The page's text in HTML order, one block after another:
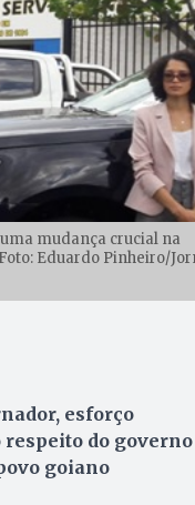
mudança crucial na
Eduardo Pinheiro/
esforço
respeito do governo
goiano